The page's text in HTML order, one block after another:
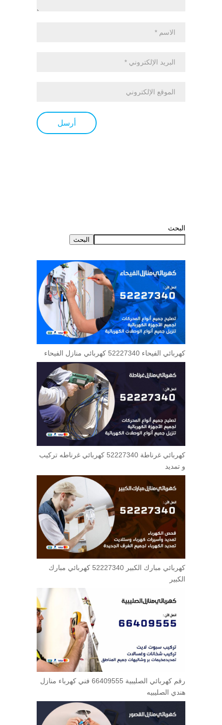
البحث
البحث
كهربائي الفيحاء 52227340 كهربائي منازل الفيحاء
كهربائي غرناطة 52227340 كهربائي غرناطه تركيب
و تمديد
كهربائي مبارك الكبير 52227340 كهربائي مبارك
الكبير
رقم كهربائي الصليبية 66409555 فني كهرباء منازل
هندي الصليبيه